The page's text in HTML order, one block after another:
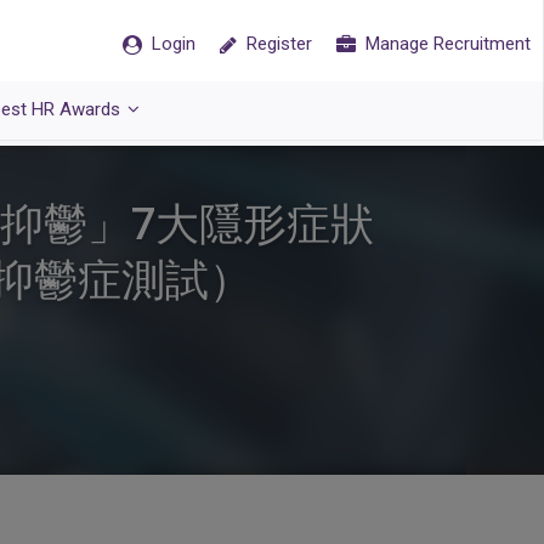
Login Register Manage Recruitment
HR Awards
鬱」7大隱形症狀
症測試）